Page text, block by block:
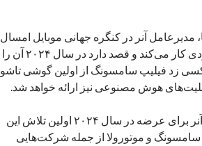
مدیرعامل آنر در کنگره جهانی موبایل امسال
اعلام کرد این شرکت روی یک گوشی تاجشو عمودی کار می‌کند و قصد دارد در سال ۲۰۲۴ آن را
زد فیلیپ سامسونگ از اولین گوشی تاشو
هوش مصنوعی نیز ارائه خواهد شد.
طبق گزارش‌های منتشر شده اولین گوشی تاشو آنر برای عرضه در سال ۲۰۲۴ اولین تلاش این
و موتورولا از جمله شرکت‌هایی